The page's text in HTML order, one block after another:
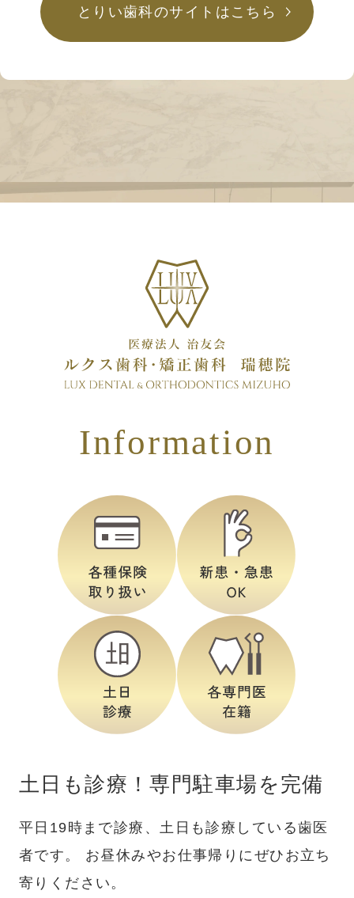
とりい歯科のサイトはこちら
Information
土日も診療！専門駐車場を完備
平日19時まで診療、土日も診療している歯医
者です。
お昼休みやお仕事帰りにぜひお立ち
寄りください。